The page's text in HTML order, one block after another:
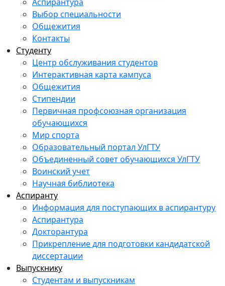
Выбор специальности
Общежития
Контакты
Студенту
Центр обслуживания студентов
Интерактивная карта кампуса
Общежития
Стипендии
Первичная профсоюзная организация
обучающихся
Мир спорта
Образовательный портал УлГТУ
Объединенный совет обучающихся УлГТУ
Воинский учет
Научная библиотека
Аспиранту
Информация для поступающих в аспирантуру
Аспирантура
Докторантура
Прикрепление для подготовки кандидатской
диссертации
Выпускнику
Студентам и выпускникам